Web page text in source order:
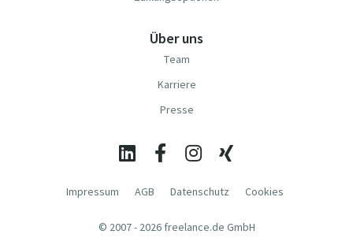
Über uns
Team
Karriere
Presse
Impressum AGB Datenschutz Cookies
© 2007 - 2026 freelance.de GmbH